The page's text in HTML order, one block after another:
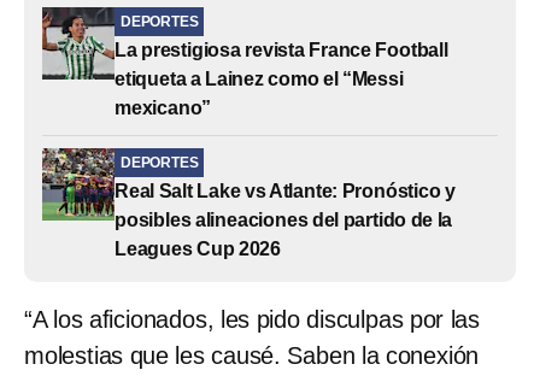
DEPORTES
La prestigiosa revista France Football
etiqueta a Lainez como el “Messi
mexicano”
DEPORTES
Real Salt Lake vs Atlante: Pronóstico y
posibles alineaciones del partido de la
Leagues Cup 2026
“A los aficionados, les pido disculpas por las
molestias que les causé. Saben la conexión